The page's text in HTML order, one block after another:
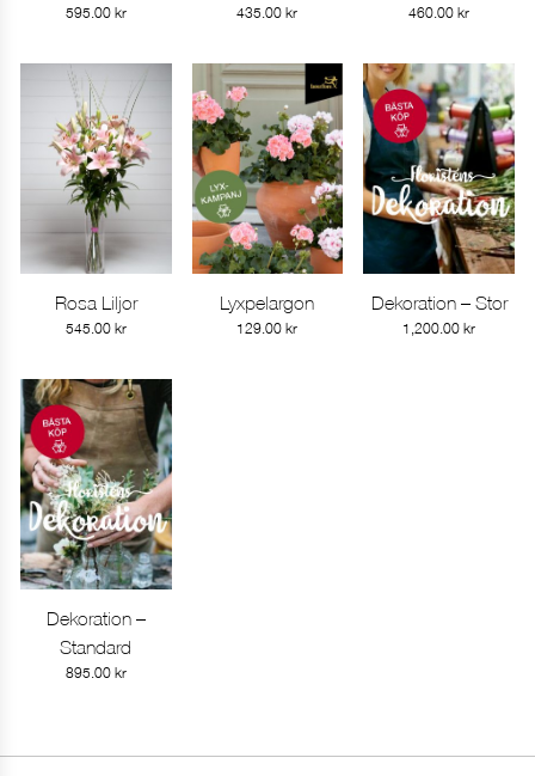
595.00 kr 435.00kr 460.00kr
Gå till produkt
Rosa Liljor
545.00 kr
Gå till produkt
Lyxpelargon
129.00kr
Gå till produkt
Dekoration – Stor
1,200.00kr
Gå till produkt
Dekoration –
Standard
895.00 kr